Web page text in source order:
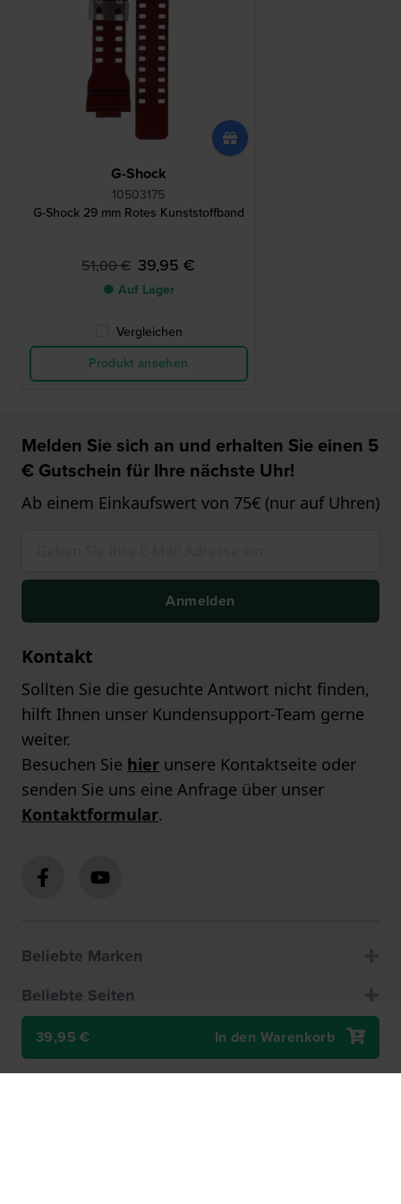
39,95 € In den Warenkorb
G-Shock
10503175
G-Shock 29 mm Rotes Kunststoffband
51,00 € 39,95 €
● Auf Lager
Vergleichen
Produkt ansehen
Melden Sie sich an und erhalten Sie einen 5
€ Gutschein für Ihre nächste Uhr!
Ab einem Einkaufswert von 75€ (nur auf Uhren)
Anmelden
Kontakt
Sollten Sie die gesuchte Antwort nicht finden,
hilft Ihnen unser Kundensupport-Team gerne
weiter.
Besuchen Sie hier unsere Kontaktseite oder
senden Sie uns eine Anfrage über unser
Kontaktformular.
Beliebte Marken
Beliebte Seiten
Kundenservice
Über uns